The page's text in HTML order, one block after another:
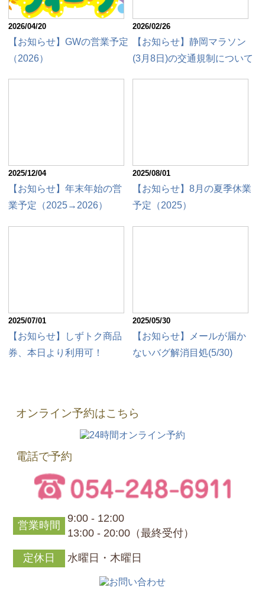
2026/04/20
【お知らせ】GWの営業予定
（2026）
2026/02/26
【お知らせ】静岡マラソン
(3月8日)の交通規制について
2025/12/04
【お知らせ】年末年始の営
業予定（2025→2026）
2025/08/01
【お知らせ】8月の夏季休業
予定（2025）
2025/07/01
【お知らせ】しずトク商品
券、本日より利用可！
2025/05/30
【お知らせ】メールが届か
ないバグ解消目処(5/30)
オンライン予約はこちら
電話で予約
営業時間
9:00 - 12:00
13:00 - 20:00（最終受付）
定休日 水曜日・木曜日